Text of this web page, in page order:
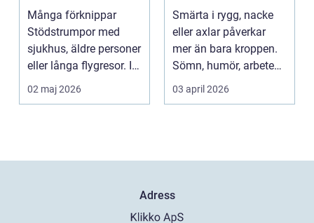
hur du väljer rätt
Många förknippar
Stödstrumpor med
sjukhus, äldre personer
eller långa flygresor. I
verkligheten är d...
02 maj 2026
smärtlindring
Smärta i rygg, nacke
eller axlar påverkar
mer än bara kroppen.
Sömn, humör, arbete
och vardag blir l...
03 april 2026
Adress